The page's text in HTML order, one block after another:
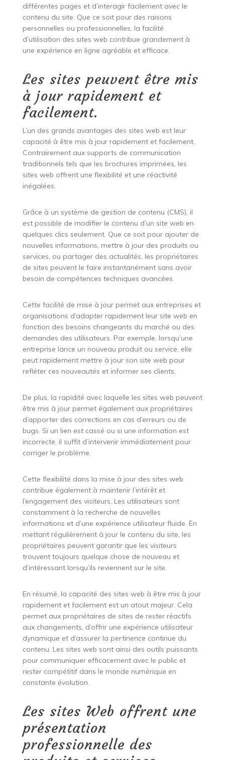
différentes pages et d’interagir facilement avec le
contenu du site. Que ce soit pour des raisons
personnelles ou professionnelles, la facilité
d’utilisation des sites web contribue grandement à
une expérience en ligne agréable et efficace.
Les sites peuvent être mis
à jour rapidement et
facilement.
L’un des grands avantages des sites web est leur
capacité à être mis à jour rapidement et facilement.
Contrairement aux supports de communication
traditionnels tels que les brochures imprimées, les
sites web offrent une flexibilité et une réactivité
inégalées.
Grâce à un système de gestion de contenu (CMS), il
est possible de modifier le contenu d’un site web en
quelques clics seulement. Que ce soit pour ajouter de
nouvelles informations, mettre à jour des produits ou
services, ou partager des actualités, les propriétaires
de sites peuvent le faire instantanément sans avoir
besoin de compétences techniques avancées.
Cette facilité de mise à jour permet aux entreprises et
organisations d’adapter rapidement leur site web en
fonction des besoins changeants du marché ou des
demandes des utilisateurs. Par exemple, lorsqu’une
entreprise lance un nouveau produit ou service, elle
peut rapidement mettre à jour son site web pour
refléter ces nouveautés et informer ses clients.
De plus, la rapidité avec laquelle les sites web peuvent
être mis à jour permet également aux propriétaires
d’apporter des corrections en cas d’erreurs ou de
bugs. Si un lien est cassé ou si une information est
incorrecte, il suffit d’intervenir immédiatement pour
corriger le problème.
Cette flexibilité dans la mise à jour des sites web
contribue également à maintenir l’intérêt et
l’engagement des visiteurs. Les utilisateurs sont
constamment à la recherche de nouvelles
informations et d’une expérience utilisateur fluide. En
mettant régulièrement à jour le contenu du site, les
propriétaires peuvent garantir que les visiteurs
trouvent toujours quelque chose de nouveau et
d’intéressant lorsqu’ils reviennent sur le site.
En résumé, la capacité des sites web à être mis à jour
rapidement et facilement est un atout majeur. Cela
permet aux propriétaires de sites de rester réactifs
aux changements, d’offrir une expérience utilisateur
dynamique et d’assurer la pertinence continue du
contenu. Les sites web sont ainsi des outils puissants
pour communiquer efficacement avec le public et
rester compétitif dans le monde numérique en
constante évolution.
Les sites Web offrent une
présentation
professionnelle des